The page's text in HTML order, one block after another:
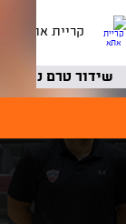
קריית אתא
שידור טרם נקבע